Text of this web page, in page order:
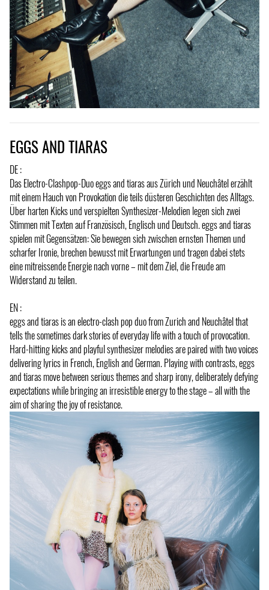
EGGS AND TIARAS
DE :
Das Electro-Clashpop-Duo eggs and tiaras aus Zürich und Neuchâtel erzählt
mit einem Hauch von Provokation die teils düsteren Geschichten des Alltags.
Über harten Kicks und verspielten Synthesizer-Melodien legen sich zwei
Stimmen mit Texten auf Französisch, Englisch und Deutsch. eggs and tiaras
spielen mit Gegensätzen: Sie bewegen sich zwischen ernsten Themen und
scharfer Ironie, brechen bewusst mit Erwartungen und tragen dabei stets
eine mitreissende Energie nach vorne – mit dem Ziel, die Freude am
Widerstand zu teilen.
EN :
eggs and tiaras is an electro-clash pop duo from Zurich and Neuchâtel that
tells the sometimes dark stories of everyday life with a touch of provocation.
Hard-hitting kicks and playful synthesizer melodies are paired with two voices
delivering lyrics in French, English and German. Playing with contrasts, eggs
and tiaras move between serious themes and sharp irony, deliberately defying
expectations while bringing an irresistible energy to the stage – all with the
aim of sharing the joy of resistance.